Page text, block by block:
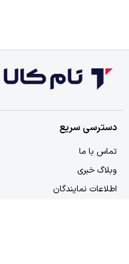
دسترسی سریع
تماس با ما
وبلاگ خبری
اطلاعات نمایندگان